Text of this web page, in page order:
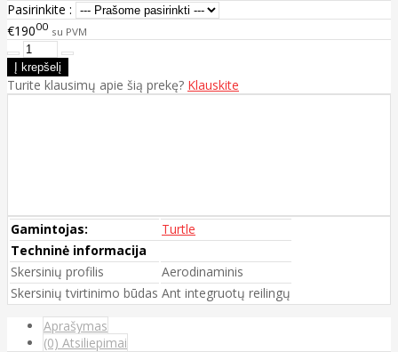
Pasirinkite :
€19000 su PVM
Turite klausimų apie šią prekę? Klauskite
Gamintojas:
Turtle
Techninė informacija
Skersinių profilis
Aerodinaminis
Skersinių tvirtinimo būdas Ant integruotų reilingų
Aprašymas
(0) Atsiliepimai